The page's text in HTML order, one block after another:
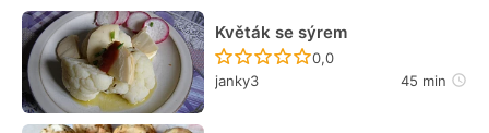
Květák se sýrem
Recept ještě nebyl
0,0
janky3
45 min